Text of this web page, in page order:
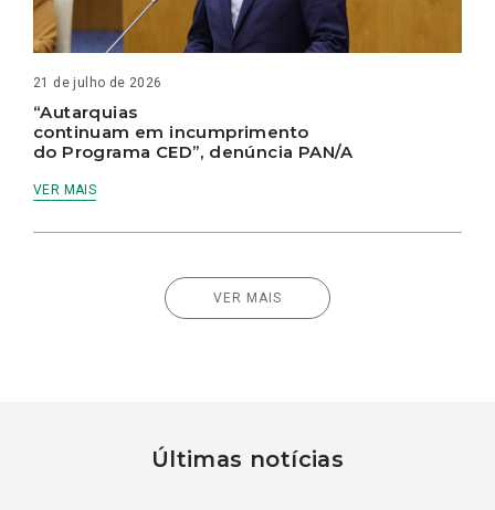
21 de julho de 2026
“Autarquias
continuam em incumprimento
do Programa CED”, denúncia PAN/A
VER MAIS
VER MAIS
Últimas notícias